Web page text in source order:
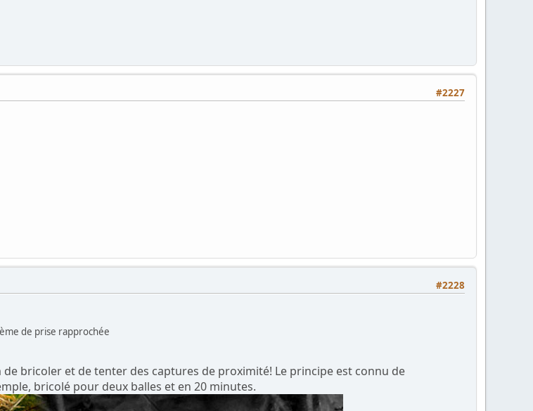
#2227
#2228
de prise rapprochée
bricoler et de tenter des captures de proximité! Le principe est connu de
bricolé pour deux balles et en 20 minutes.